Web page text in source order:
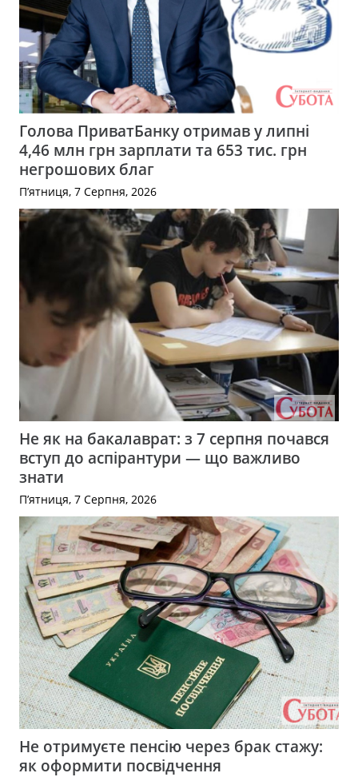
Голова ПриватБанку отримав у липні
4,46 млн грн зарплати та 653 тис. грн
негрошових благ
П’ятниця, 7 Серпня, 2026
Не як на бакалаврат: з 7 серпня почався
вступ до аспірантури — що важливо
знати
П’ятниця, 7 Серпня, 2026
Не отримуєте пенсію через брак стажу:
як оформити посвідчення